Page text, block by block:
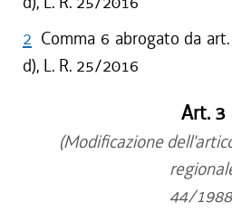
2 Comma 6 abrogato da
d), L. R. 25/2016
Art. 3
(Modificazione
44/